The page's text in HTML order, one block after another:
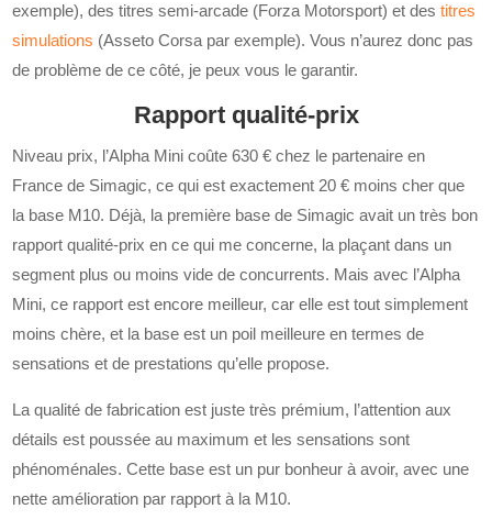
exemple), des titres semi-arcade (Forza Motorsport) et destitres
simulations (Asseto Corsa par exemple). Vous n’aurez donc pas
de problème de ce côté, je peux vous le garantir.
Rapport qualité-prix
Niveau prix, l’Alpha Mini coûte 630 € chez le partenaire en
France de Simagic, ce qui est exactement 20 € moins cher que
la base M10. Déjà, la première base de Simagic avait un très bon
rapport qualité-prix en ce qui me concerne, la plaçant dans un
segment plus ou moins vide de concurrents. Mais avec l’Alpha
Mini, ce rapport est encore meilleur, car elle est tout simplement
moins chère, et la base est un poil meilleure en termes de
sensations et de prestations qu’elle propose.
La qualité de fabrication est juste très prémium, l’attention aux
détails est poussée au maximum et les sensations sont
phénoménales. Cette base est un pur bonheur à avoir, avec une
nette amélioration par rapport à la M10.